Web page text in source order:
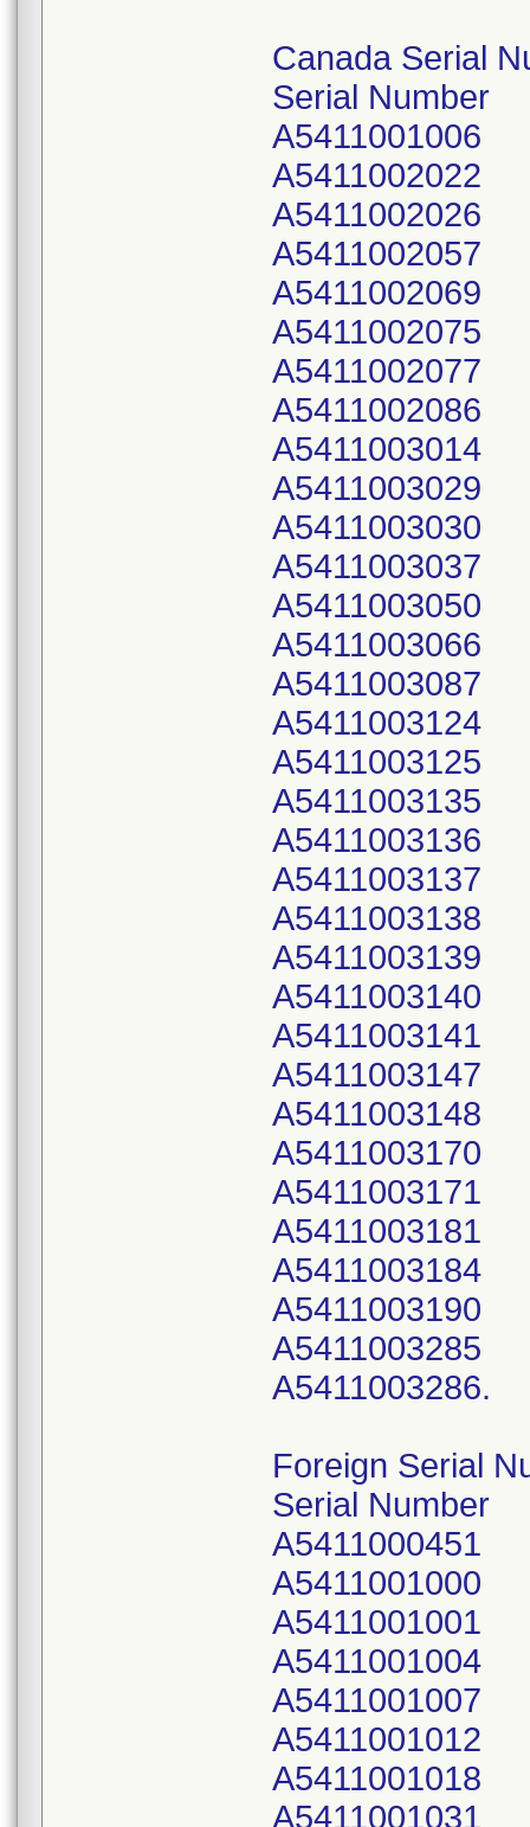
Canada Serial
Serial Number
A5411001006
A5411002022
A5411002026
A5411002057
A5411002069
A5411002075
A5411002077
A5411002086
A5411003014
A5411003029
A5411003030
A5411003037
A5411003050
A5411003066
A5411003087
A5411003124
A5411003125
A5411003135
A5411003136
A5411003137
A5411003138
A5411003139
A5411003140
A5411003141
A5411003147
A5411003148
A5411003170
A5411003171
A5411003181
A5411003184
A5411003190
A5411003285
A5411003286.
Foreign Serial
Serial Number
A5411000451
A5411001000
A5411001001
A5411001004
A5411001007
A5411001012
A5411001018
A5411001031